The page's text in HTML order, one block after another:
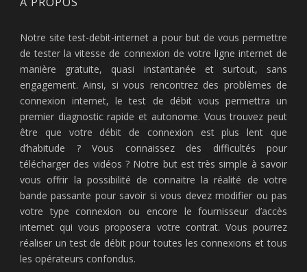
Notre site test-debit-internet a pour but de vous permettre
de tester la vitesse de connexion de votre ligne internet de
manière gratuite, quasi instantanée et surtout, sans
engagement. Ainsi, si vous rencontrez des problèmes de
connexion internet, le test de débit vous permettra un
premier diagnostic rapide et autonome. Vous trouvez peut
être que votre débit de connexion est plus lent que
d’habitude ? Vous connaissez des difficultés pour
télécharger des vidéos ? Notre but est très simple à savoir
vous offrir la possibilité de connaitre la réalité de votre
bande passante pour savoir si vous devez modifier ou pas
votre type connexion ou encore le fournisseur d’accès
internet qui vous proposera votre contrat. Vous pourrez
réaliser un test de débit pour toutes les connexions et tous
les opérateurs confondus.